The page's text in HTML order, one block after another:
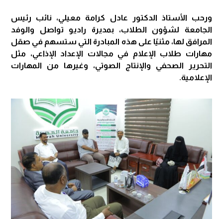
ورحب الأستاذ الدكتور عادل كرامة معيلي، نائب رئيس
الجامعة لشؤون الطلاب، بمديرة راديو تواصل والوفد
المرافق لها، مثنيًا على هذه المبادرة التي ستسهم في صقل
مهارات طلاب الإعلام في مجالات الإعداد الإذاعي، مثل
التحرير الصحفي والإنتاج الصوتي، وغيرها من المهارات
الإعلامية.